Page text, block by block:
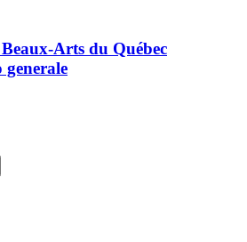
Arts du Québec